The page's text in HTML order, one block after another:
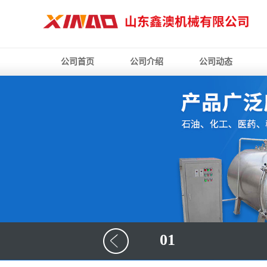
公司首页 公司介绍 公司动态
01